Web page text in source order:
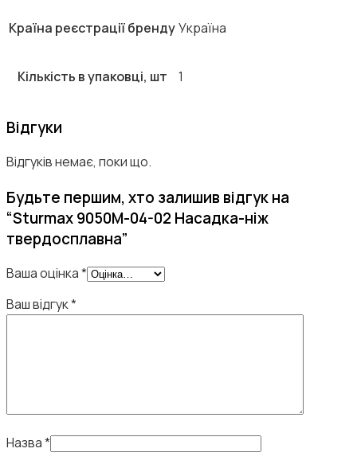
Країна реєстрації брендуУкраїна
Кількість в упаковці, шт 1
Відгуки
Відгуків немає, поки що.
Будьте першим, хто залишив відгук на
“Sturmax 9050M-04-02 Насадка-ніж
твердосплавна”
Ваша оцінка*
Ваш відгук*
Назва*